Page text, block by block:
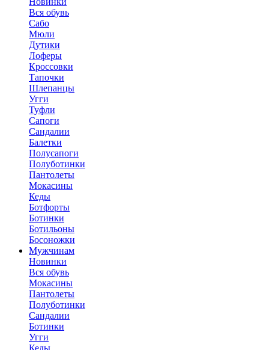
Вся обувь
Сабо
Мюли
Дутики
Лоферы
Кроссовки
Тапочки
Шлепанцы
Угги
Туфли
Сапоги
Сандалии
Балетки
Полусапоги
Полуботинки
Пантолеты
Мокасины
Кеды
Ботфорты
Ботинки
Ботильоны
Босоножки
Мужчинам
Новинки
Вся обувь
Мокасины
Пантолеты
Полуботинки
Сандалии
Ботинки
Угги
Кеды